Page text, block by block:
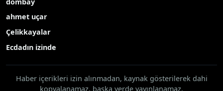
ahmet uçar
Çelikkayalar
Ecdadın izinde
Haber içerikleri izin alınmadan, kaynak gösterilerek dahi
kopyalanamaz, başka yerde yayınlanamaz.